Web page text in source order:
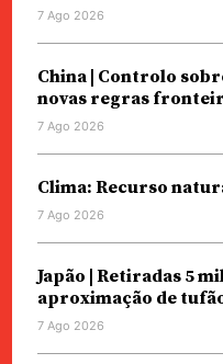
7 Ago 2026
China | Controlo
novas regras
7 Ago 2026
Clima: Recurso
7 Ago 2026
Japão | Retiradas 5
aproximação de
7 Ago 2026